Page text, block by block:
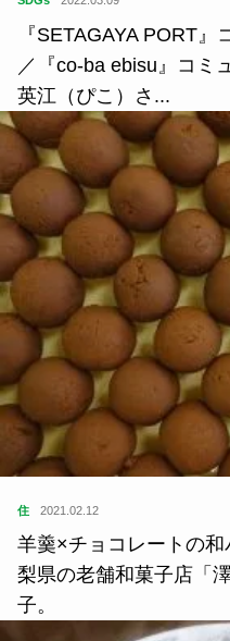
『SETAGAYA PORT
／『co-ba ebisu』コミ
英江（ぴこ）さ...
住 2021.02.12
羊羹×チョコレートの
梨県の老舗和菓子店「
子。